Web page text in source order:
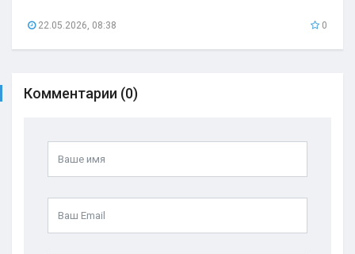
22.05.2026, 08:38 0
Комментарии (0)